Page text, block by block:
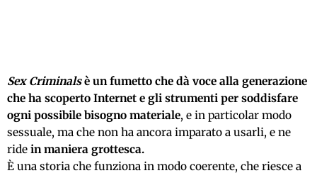
Sex Criminalsè un fumetto che dà voce alla generazione
che ha scoperto Internet e gli strumenti per soddisfare
ogni possibile bisogno materiale, e in particolar modo
sessuale, ma che non ha ancora imparato a usarli, e ne
ride in maniera grottesca.
È una storia che funziona in modo coerente, che riesce a